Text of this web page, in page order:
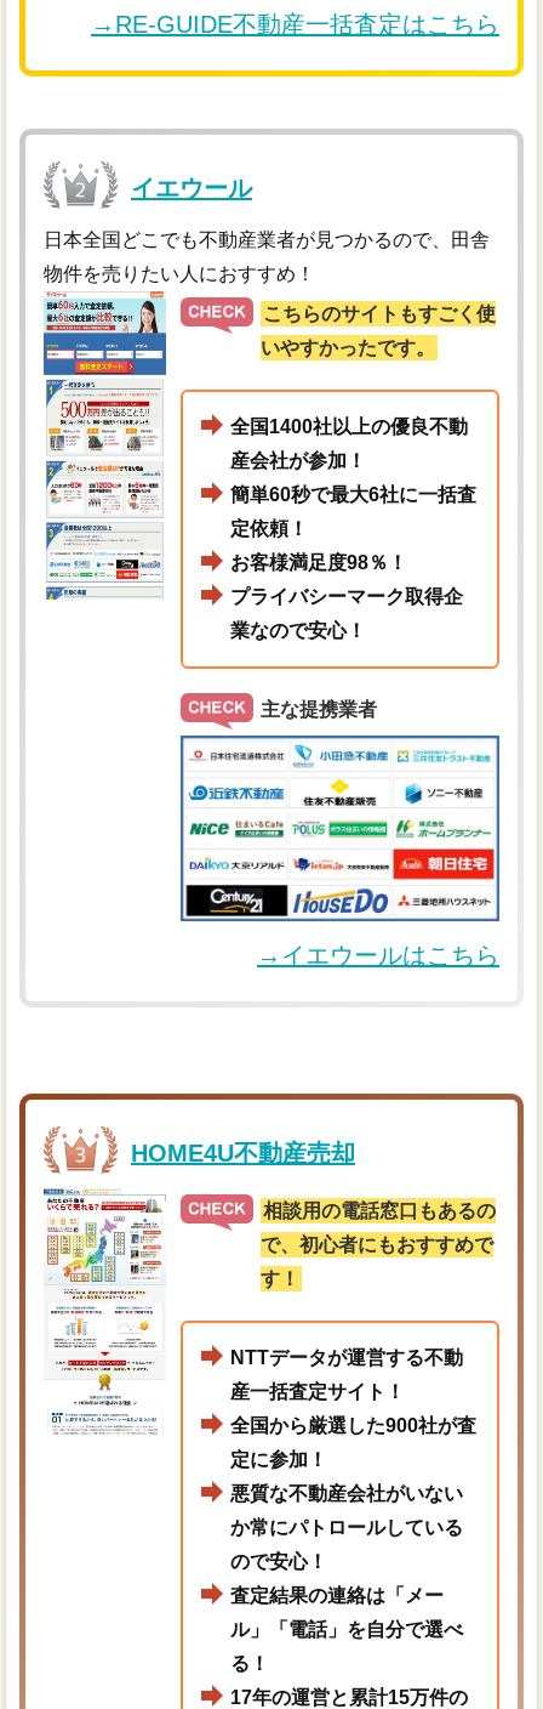
→RE-GUIDE不動産一括査定はこちら
イエウール
日本全国どこでも不動産業者が見つかるので、田舎
物件を売りたい人におすすめ！
こちらのサイトもすごく使
いやすかったです。
全国1400社以上の優良不動
産会社が参加！
簡単60秒で最大6社に一括査
定依頼！
お客様満足度98％！
プライバシーマーク取得企
業なので安心！
主な提携業者
→イエウールはこちら
HOME4U不動産売却
相談用の電話窓口もあるの
で、初心者にもおすすめで
す！
NTTデータが運営する不動
産一括査定サイト！
全国から厳選した900社が査
定に参加！
悪質な不動産会社がいない
か常にパトロールしている
ので安心！
査定結果の連絡は「メー
ル」「電話」を自分で選べ
る！
17年の運営と累計15万件の